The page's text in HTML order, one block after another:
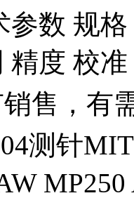
参数 规
精度 校
售，有
测针